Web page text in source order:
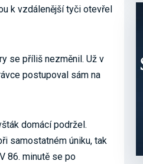
k vzdálenější tyči otevřel
se příliš nezměnil. Už v
postupoval sám na
domácí podržel.
samostatném úniku, tak
86. minutě se po